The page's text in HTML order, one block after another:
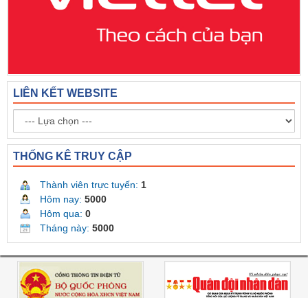
LIÊN KẾT WEBSITE
THỐNG KÊ TRUY CẬP
Thành viên trực tuyến: 1
Hôm nay: 5000
Hôm qua: 0
Tháng này: 5000